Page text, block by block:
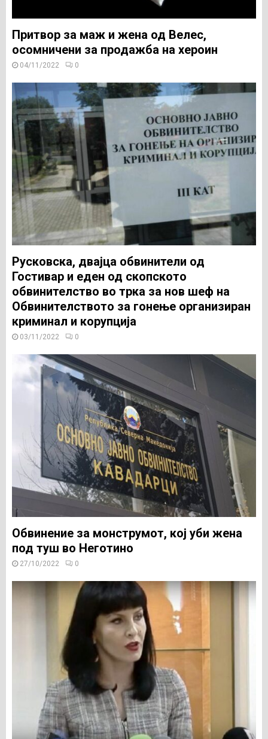
Притвор за маж и жена од Велес,
осомничени за продажба на хероин
04/11/2022 0
Русковска, двајца обвинители од
Гостивар и еден од скопското
обвинителство во трка за нов шеф на
Обвинителството за гонење организиран
криминал и корупција
03/11/2022 0
Обвинение за монструмот, кој уби жена
под туш во Неготино
27/10/2022 0